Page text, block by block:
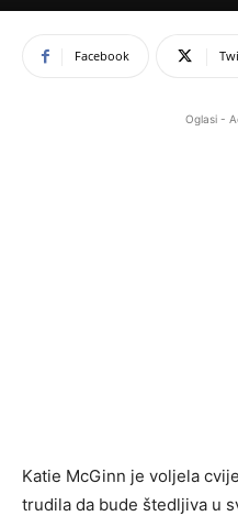
Facebook
Oglasi -
Katie McGinn je voljela
trudila da bude štedljiva u